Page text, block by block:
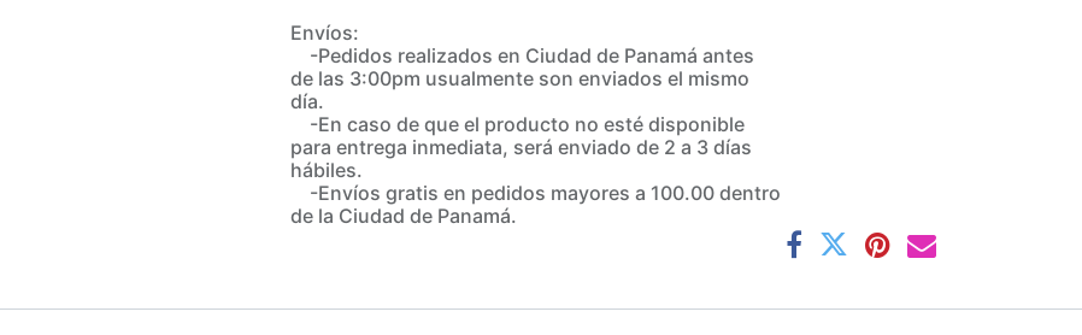
Envíos:
-Pedidos realizados en Ciudad de Panamá antes
de las 3:00pm usualmente son enviados el mismo
día.
-En caso de que el producto no esté disponible
para entrega inmediata, será enviado de 2 a 3 días
hábiles.
-Envíos gratis en pedidos mayores a 100.00 dentro
de la Ciudad de Panamá.